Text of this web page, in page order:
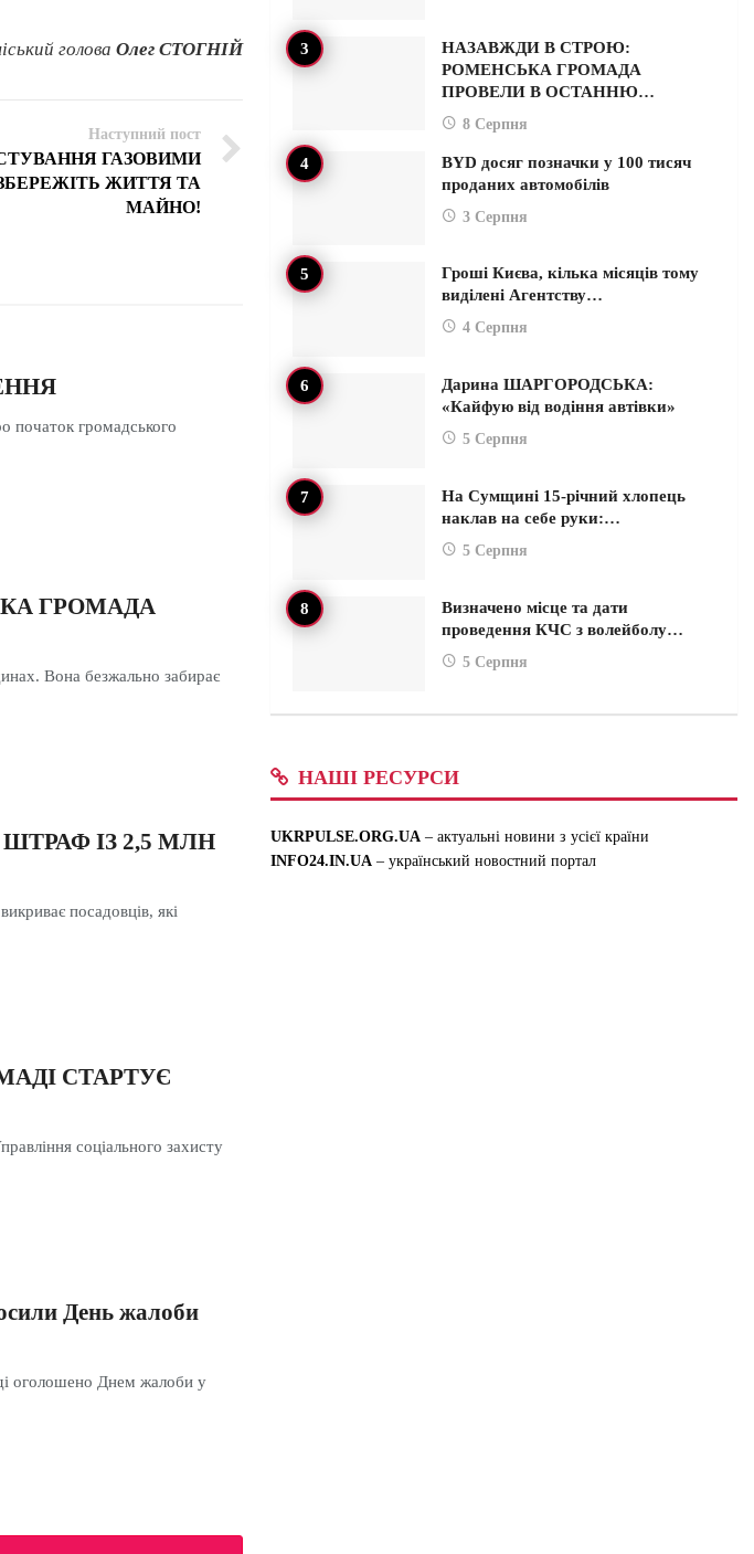
голова Олег СТОГНІЙ
Наступний пост
ГАЗОВИМИ
ЖИТТЯ ТА
МАЙНО!
початок громадського
ГРОМАДА
Вона безжально забирає
ІЗ 2,5 МЛН
посадовців, які
СТАРТУЄ
соціального захисту
День жалоби
оголошено Днем жалоби у
НАЗАВЖДИ В СТРОЮ:
РОМЕНСЬКА ГРОМАДА
ПРОВЕЛИ В ОСТАННЮ…
8 Серпня
BYD досяг позначки у 100 тисяч
проданих автомобілів
3 Серпня
Гроші Києва, кілька місяців тому
виділені Агентству…
4 Серпня
Дарина ШАРГОРОДСЬКА:
«Кайфую від водіння автівки»
5 Серпня
На Сумщині 15-річний хлопець
наклав на себе руки:…
5 Серпня
Визначено місце та дати
проведення КЧС з волейболу…
5 Серпня
НАШІ РЕСУРСИ
UKRPULSE.ORG.UA – актуальні новини з усієї країни
INFO24.IN.UA – український новостний портал